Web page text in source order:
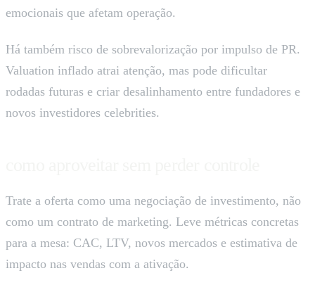
emocionais que afetam operação.
Há também risco de sobrevalorização por impulso de PR.
Valuation inflado atrai atenção, mas pode dificultar
rodadas futuras e criar desalinhamento entre fundadores e
novos investidores celebrities.
Trate a oferta como uma negociação de investimento, não
como um contrato de marketing. Leve métricas concretas
para a mesa: CAC, LTV, novos mercados e estimativa de
impacto nas vendas com a ativação.